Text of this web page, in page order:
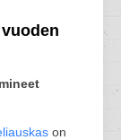
on